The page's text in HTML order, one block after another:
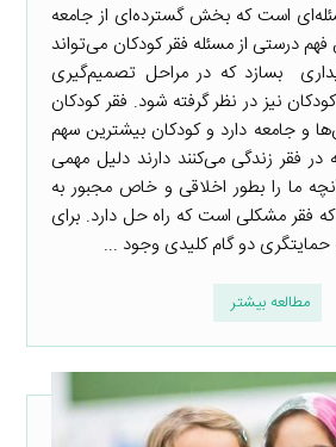
است که بخش گسترده‌ای از جامعه
فهم درستی از مسئله فقر کودکان می‌تواند
بسازد که در مراحل تصمیم‌گیری
نیز در نظر گرفته شود. فقر کودکان
و جامعه دارد و کودکان بیشترین سهم
در فقر زندگی می‌کنند دارند دلیل مهمی
ما را بطور اخلاقی و خاص مجبور به
فقر مشکلی است که راه حل دارد. برای
حمایتگری دو گام کلیدی وجود ...
مطالعه بیشتر